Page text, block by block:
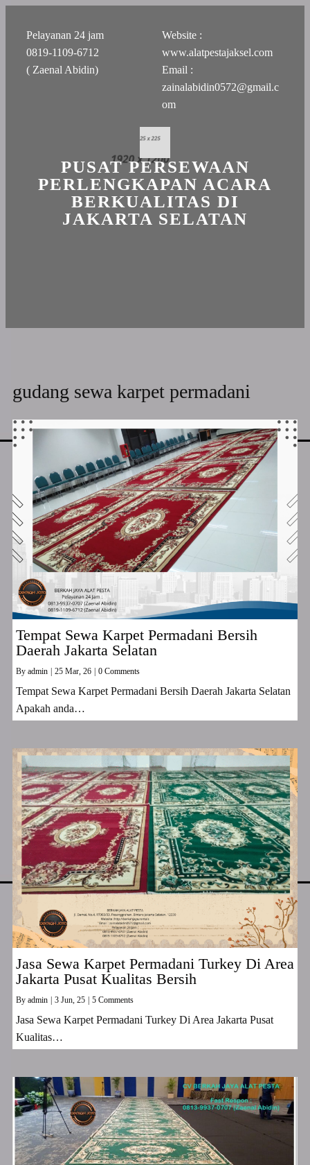
Pelayanan 24 jam
0819-1109-6712
( Zaenal Abidin)
Website :
www.alatpestajaksel.com
Email :
zainalabidin0572@gmail.c
om
PUSAT PERSEWAAN
PERLENGKAPAN ACARA
BERKUALITAS DI
JAKARTA SELATAN
gudang sewa karpet permadani
Tempat Sewa Karpet Permadani Bersih
Daerah Jakarta Selatan
By admin 25 Mar, 26 0 Comments
Tempat Sewa Karpet Permadani Bersih Daerah Jakarta Selatan
Apakah anda…
Jasa Sewa Karpet Permadani Turkey Di Area
Jakarta Pusat Kualitas Bersih
By admin 3 Jun, 25 5 Comments
Jasa Sewa Karpet Permadani Turkey Di Area Jakarta Pusat
Kualitas…